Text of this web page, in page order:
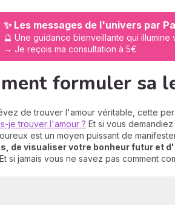
✨ Les messages de l'univers par
🔮 Une guidance bienveillante qui illumine
→ Je reçois ma consultation à 5€
formuler sa
de trouver l'amour véritable, cette
je trouver l'amour ? Et si vous
est un moyen puissant de
de visualiser votre bonheur futur et
si jamais vous ne savez pas comment